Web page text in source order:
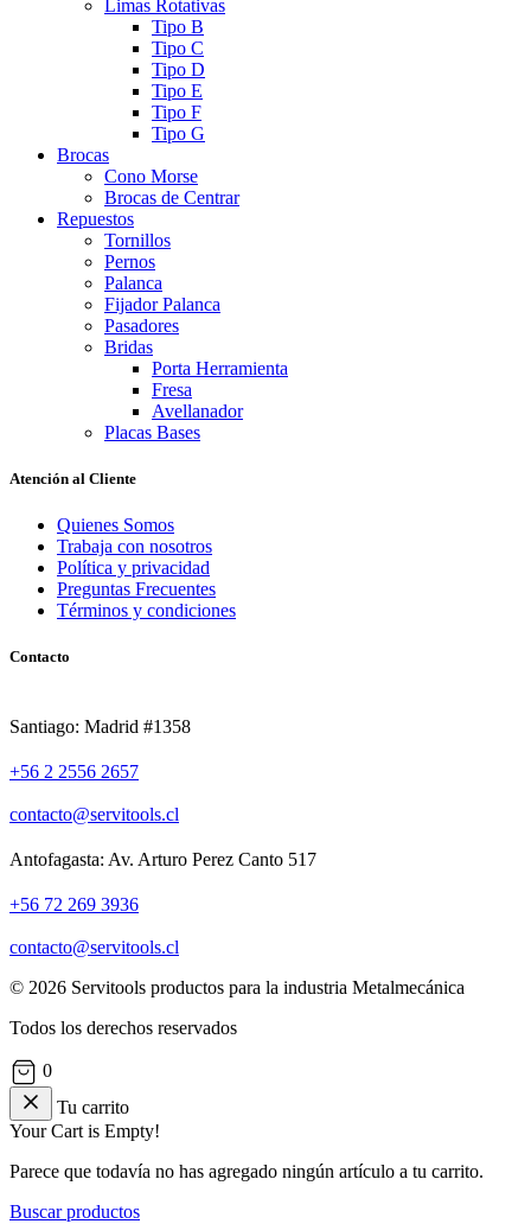
Limas Rotativas
Tipo B
Tipo C
Tipo D
Tipo E
Tipo F
Tipo G
Brocas
Cono Morse
Brocas de Centrar
Repuestos
Tornillos
Pernos
Palanca
Fijador Palanca
Pasadores
Bridas
Porta Herramienta
Fresa
Avellanador
Placas Bases
Atención al Cliente
Quienes Somos
Trabaja con nosotros
Política y privacidad
Preguntas Frecuentes
Términos y condiciones
Contacto
Santiago: Madrid #1358
+56 2 2556 2657
contacto@servitools.cl
Antofagasta: Av. Arturo Perez Canto 517
+56 72 269 3936
contacto@servitools.cl
© 2026 Servitools productos para la industria Metalmecánica
Todos los derechos reservados
0
Tu carrito
Your Cart is Empty!
Parece que todavía no has agregado ningún artículo a tu carrito.
Buscar productos